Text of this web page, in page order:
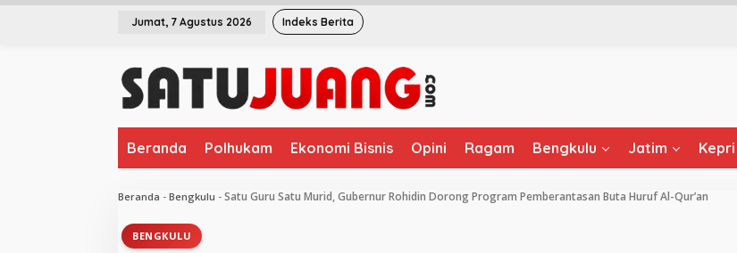
L
Jumat, 7 Agustus 2026 Indeks Berita
Beranda Polhukam Ekonomi Bisnis Opini Ragam Bengkulu Jatim Kepri
Beranda - Bengkulu - Satu Guru Satu Murid, Gubernur Rohidin Dorong Program Pemberantasan Buta Huruf Al-Qur’an
BENGKULU